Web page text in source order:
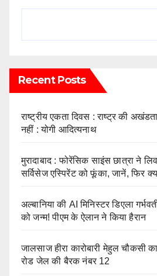
Recent Posts
राष्ट्रीय एकता दिवस : राष्ट्र की
नहीं : योगी आदित्यनाथ
मुरादाबाद : फोरेंसिक साइंस छात्रा ने
सर्विसेज एस्पिरेंट को फूंका, जानें, फिर
अल्बानिया की AI मिनिस्‍टर डिएला
को जन्‍म! पीएम के ऐलान ने किया हैरान
जालसाज हीरा कारोबारी मेहुल चौकसी
रोड जेल की बैरक नंबर 12